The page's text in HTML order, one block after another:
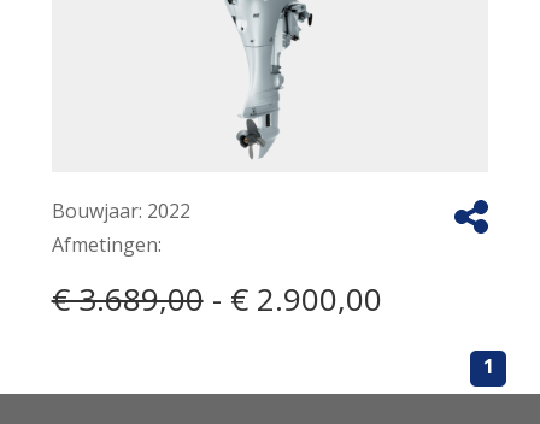
Bouwjaar: 2022
Afmetingen:
€ 3.689,00- € 2.900,00
1